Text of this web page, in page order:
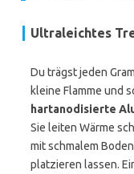
Ultraleichtes
Du trägst jeden
kleine Flamme und
hartanodisierte
Sie leiten Wärme
mit schmalem
platzieren lassen.